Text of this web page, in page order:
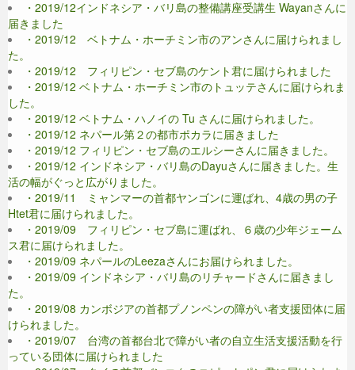
・2019/12インドネシア・バリ島の整備講座受講生 Wayanさんに
届きました
・2019/12 ベトナム・ホーチミン市のアンさんに届けられまし
た。
・2019/12 フィリピン・セブ島のケント君に届けられました
・2019/12 ベトナム・ホーチミン市のトュッテさんに届けられま
した。
・2019/12 ベトナム・ハノイの Tu さんに届けられました。
・2019/12 ネパール第２の都市ポカラに届きました
・2019/12 フィリピン・セブ島のエルシーさんに届きました。
・2019/12 インドネシア・バリ島のDayuさんに届きました。生
活の幅がぐっと広がりました。
・2019/11 ミャンマーの首都ヤンゴンに運ばれ、4歳の男の子
Htet君に届けられました。
・2019/09 フィリピン・セブ島に運ばれ、６歳の少年ジェーム
ス君に届けられました。
・2019/09 ネパールのLeezaさんにお届けられました。
・2019/09 インドネシア・バリ島のリチャードさんに届きまし
た。
・2019/08 カンボジアの首都プノンペンの障がい者支援団体に届
けられました。
・2019/07 台湾の首都台北で障がい者の自立生活支援活動を行
っている団体に届けられました